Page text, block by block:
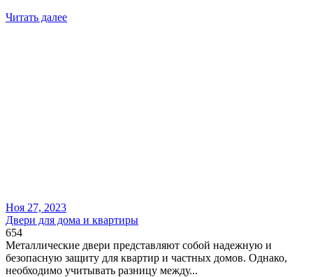
Читать далее
Ноя 27, 2023
Двери для дома и квартиры
654
Металлические двери представляют собой надежную и
безопасную защиту для квартир и частных домов. Однако,
необходимо учитывать разницу между...